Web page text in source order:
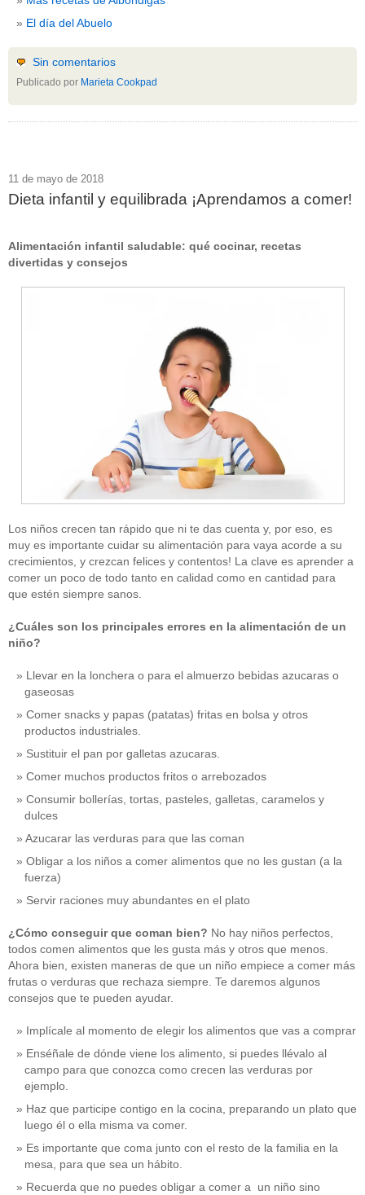
El día del Abuelo
Sin comentarios
Publicado por Marieta Cookpad
11 de mayo de 2018
Dieta infantil y equilibrada ¡Aprendamos a comer!
Alimentación infantil saludable: qué cocinar, recetas
divertidas y consejos
Los niños crecen tan rápido que ni te das cuenta y, por eso, es
muy es importante cuidar su alimentación para vaya acorde a su
crecimientos, y crezcan felices y contentos! La clave es aprender a
comer un poco de todo tanto en calidad como en cantidad para
que estén siempre sanos.
¿Cuáles son los principales errores en la alimentación de un
niño?
Llevar en la lonchera o para el almuerzo bebidas azucaras o
gaseosas
Comer snacks y papas (patatas) fritas en bolsa y otros
productos industriales.
Sustituir el pan por galletas azucaras.
Comer muchos productos fritos o arrebozados
Consumir bollerías, tortas, pasteles, galletas, caramelos y
dulces
Azucarar las verduras para que las coman
Obligar a los niños a comer alimentos que no les gustan (a la
fuerza)
Servir raciones muy abundantes en el plato
¿Cómo conseguir que coman bien? No hay niños perfectos,
todos comen alimentos que les gusta más y otros que menos.
Ahora bien, existen maneras de que un niño empiece a comer más
frutas o verduras que rechaza siempre. Te daremos algunos
consejos que te pueden ayudar.
Implícale al momento de elegir los alimentos que vas a comprar
Enséñale de dónde viene los alimento, si puedes llévalo al
campo para que conozca como crecen las verduras por
ejemplo.
Haz que participe contigo en la cocina, preparando un plato que
luego él o ella misma va comer.
Es importante que coma junto con el resto de la familia en la
mesa, para que sea un hábito.
Recuerda que no puedes obligar a comer a un niño sino